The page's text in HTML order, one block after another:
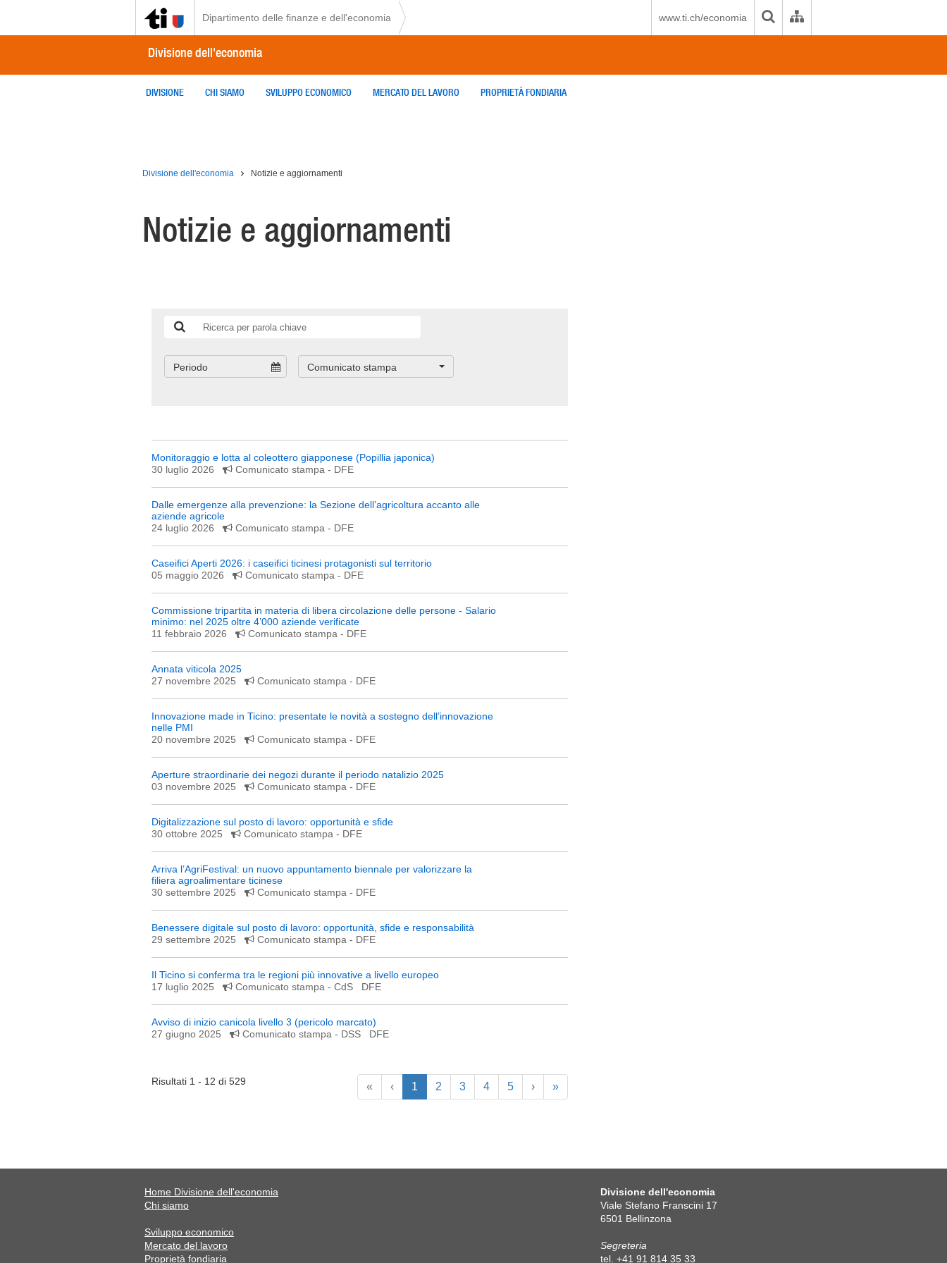
Dipartimento delle finanze e dell'economia www.ti.ch/economia
Divisione dell'economia
DIVISIONE CHI SIAMO SVILUPPO ECONOMICO MERCATO DEL LAVORO PROPRIETÀ FONDIARIA
Divisione dell'economia Notizie e aggiornamenti
Notizie e aggiornamenti
Periodo Comunicato stampa
Monitoraggio e lotta al coleottero giapponese (Popillia japonica)
30 luglio 2026
Comunicato stampa - DFE
Dalle emergenze alla prevenzione: la Sezione dell’agricoltura accanto alle
aziende agricole
24 luglio 2026
Comunicato stampa - DFE
Caseifici Aperti 2026: i caseifici ticinesi protagonisti sul territorio
05 maggio 2026
Comunicato stampa - DFE
Commissione tripartita in materia di libera circolazione delle persone - Salario
minimo: nel 2025 oltre 4’000 aziende verificate
11 febbraio 2026
Comunicato stampa - DFE
Annata viticola 2025
27 novembre 2025
Comunicato stampa - DFE
Innovazione made in Ticino: presentate le novità a sostegno dell’innovazione
nelle PMI
20 novembre 2025
Comunicato stampa - DFE
Aperture straordinarie dei negozi durante il periodo natalizio 2025
03 novembre 2025
Comunicato stampa - DFE
Digitalizzazione sul posto di lavoro: opportunità e sfide
30 ottobre 2025
Comunicato stampa - DFE
Arriva l’AgriFestival: un nuovo appuntamento biennale per valorizzare la
filiera agroalimentare ticinese
30 settembre 2025
Comunicato stampa - DFE
Benessere digitale sul posto di lavoro: opportunità, sfide e responsabilità
29 settembre 2025
Comunicato stampa - DFE
Il Ticino si conferma tra le regioni più innovative a livello europeo
17 luglio 2025
Comunicato stampa - CdS DFE
Avviso di inizio canicola livello 3 (pericolo marcato)
27 giugno 2025
Comunicato stampa - DSS DFE
Risultati 1 - 12 di 529 « ‹ 1 2 3 4 5 › »
Home Divisione dell'economia
Chi siamo
Sviluppo economico
Mercato del lavoro
Proprietà fondiaria
Divisione dell'economia
Viale Stefano Franscini 17
6501 Bellinzona
Segreteria
tel. +41 91 814 35 33